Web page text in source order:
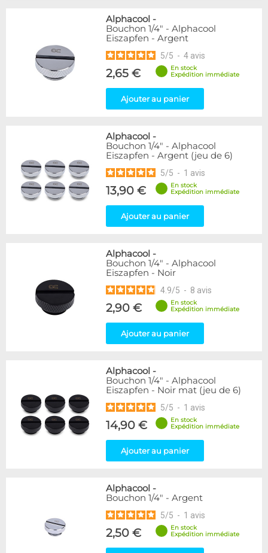
2
Forme
Coudé 60° 1
24
44
Filetage
1/4"
1/8"
1
4
39
Coudé 90°
94
Droit
Passe cloison
Mâle 61
Disponibilité / Promotions
Articles en stock
Alphacool -
Bouchon 1/4" - Alphacool
Eiszapfen - Argent
5/5 - 4 avis
2,65 €
En stock
Expédition immédiate
Ajouter au panier
Alphacool -
Bouchon 1/4" - Alphacool
Eiszapfen - Argent (jeu de 6)
5/5 - 1 avis
13,90 €
En stock
Expédition immédiate
Ajouter au panier
Alphacool -
Bouchon 1/4" - Alphacool
Eiszapfen - Noir
4.9/5 - 8 avis
2,90 €
En stock
Expédition immédiate
Ajouter au panier
Alphacool -
Bouchon 1/4" - Alphacool
Eiszapfen - Noir mat (jeu de 6)
5/5 - 1 avis
14,90 €
En stock
Expédition immédiate
Ajouter au panier
Alphacool -
Bouchon 1/4" - Argent
5/5 - 1 avis
2,50 €
En stock
Expédition immédiate